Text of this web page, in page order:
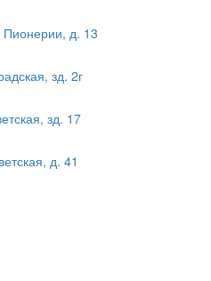
д. 13
зд. 2г
зд. 17
д. 41